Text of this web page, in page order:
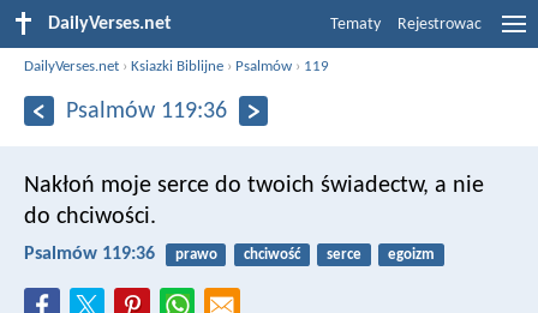
DailyVerses.net Tematy Rejestrowac
DailyVerses.net ›Ksiazki Biblijne › Psalmów › 119
Psalmów 119:36
Nakłoń moje serce do twoich świadectw, a nie
do chciwości.
Psalmów 119:36 prawo chciwość serce egoizm